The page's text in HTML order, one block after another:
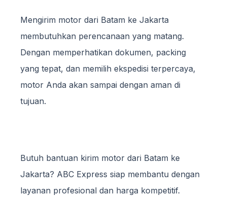
Mengirim motor dari Batam ke Jakarta
membutuhkan perencanaan yang matang.
Dengan memperhatikan dokumen, packing
yang tepat, dan memilih ekspedisi terpercaya,
motor Anda akan sampai dengan aman di
tujuan.
Butuh bantuan kirim motor dari Batam ke
Jakarta? ABC Express siap membantu dengan
layanan profesional dan harga kompetitif.